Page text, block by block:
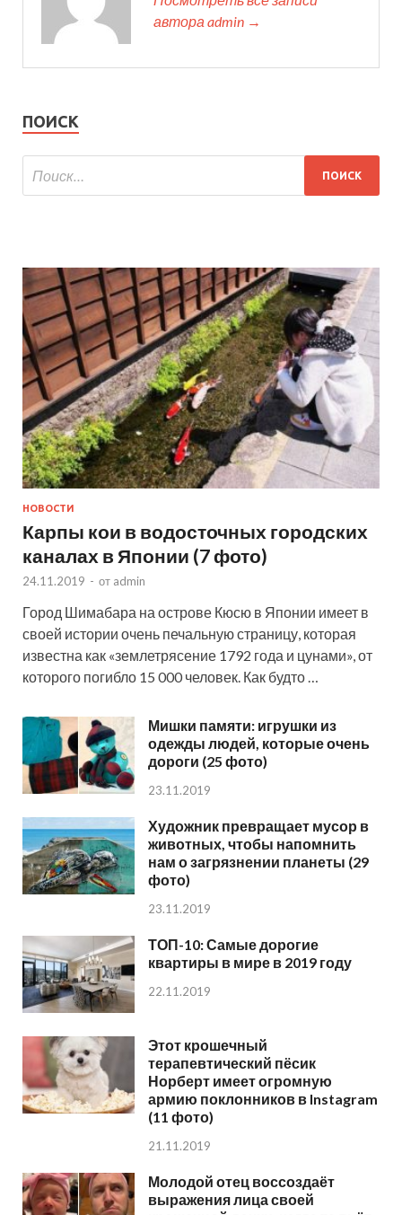
автора admin →
ПОИСК
НОВОСТИ
Карпы кои в водосточных городских
каналах в Японии (7 фото)
24.11.2019 - от admin
Город Шимабара на острове Кюсю в Японии имеет в
своей истории очень печальную страницу, которая
известна как «землетрясение 1792 года и цунами», от
которого погибло 15 000 человек. Как будто …
Мишки памяти: игрушки из
одежды людей, которые очень
дороги (25 фото)
23.11.2019
Художник превращает мусор в
животных, чтобы напомнить
нам о загрязнении планеты (29
фото)
23.11.2019
ТОП-10: Самые дорогие
квартиры в мире в 2019 году
22.11.2019
Этот крошечный
терапевтический пёсик
Норберт имеет огромную
армию поклонников в Instagram
(11 фото)
21.11.2019
Молодой отец воссоздаёт
выражения лица своей